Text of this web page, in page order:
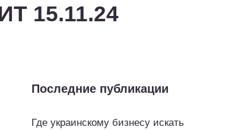
15.11.24
Последние публикации
Где украинскому бизнесу искать